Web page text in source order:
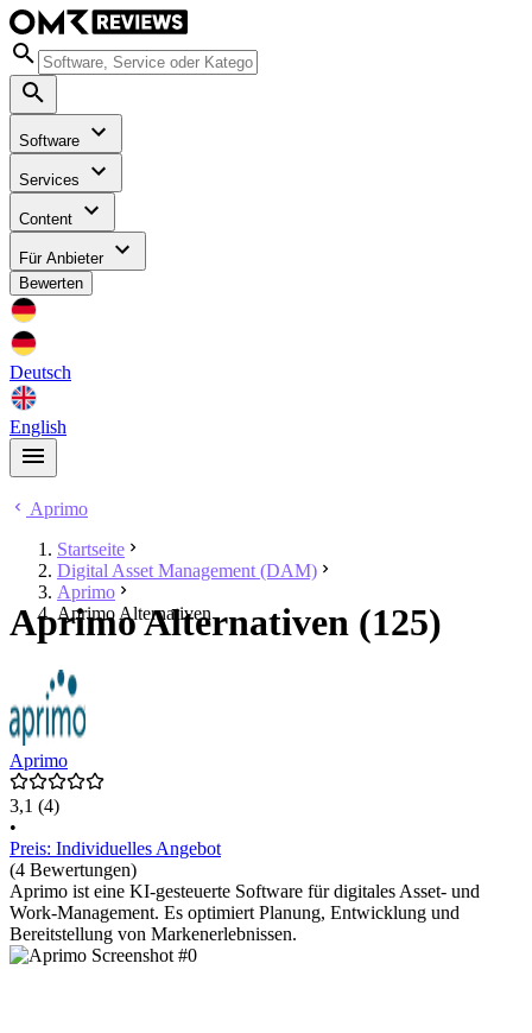
Software
Services
Content
Für Anbieter
Bewerten
Deutsch
English
Aprimo
Startseite
Digital Asset Management (DAM)
Aprimo
Aprimo Alternativen
Aprimo Alternativen (125)
Aprimo
3,1 (4)
•
Preis: Individuelles Angebot
(4 Bewertungen)
Aprimo ist eine KI-gesteuerte Software für digitales Asset- und
Work-Management. Es optimiert Planung, Entwicklung und
Bereitstellung von Markenerlebnissen.